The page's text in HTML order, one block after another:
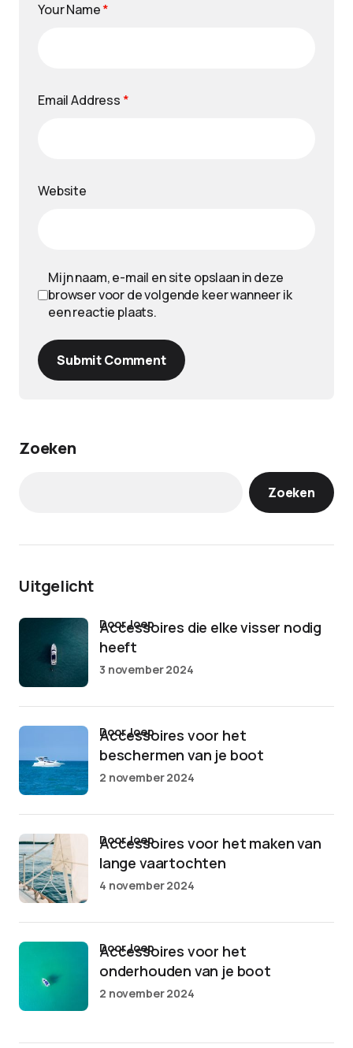
Your Name*
Email Address *
Website
Mijn naam, e-mail en site opslaan in deze
browser voor de volgende keer wanneer ik
een reactie plaats.
Submit Comment
Zoeken
Zoeken
Uitgelicht
Accessoires die elke visser nodig
heeft
door Joep
3 november 2024
Accessoires voor het
beschermen van je boot
door Joep
2 november 2024
Accessoires voor het maken van
lange vaartochten
door Joep
4 november 2024
Accessoires voor het
onderhouden van je boot
door Joep
2 november 2024